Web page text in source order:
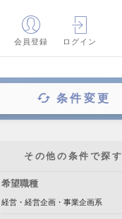
会員登録 ログイン
条件変更
その他の条件で探す
希望職種
経営・経営企画・事業企画系